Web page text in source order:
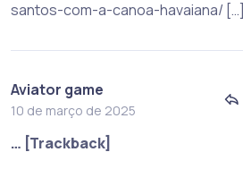
santos-com-a-canoa-havaiana/ […]
Aviator game
10 de março de 2025
… [Trackback]